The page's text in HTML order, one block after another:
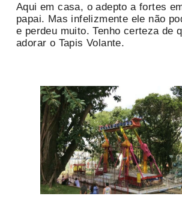
Aqui em casa, o adepto a fortes
papai. Mas infelizmente ele não
e perdeu muito. Tenho certeza de
adorar o Tapis Volante.